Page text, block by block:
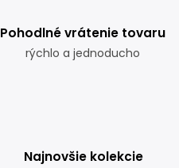
Pohodlné vrátenie tovaru
rýchlo a jednoducho
Najnovšie kolekcie